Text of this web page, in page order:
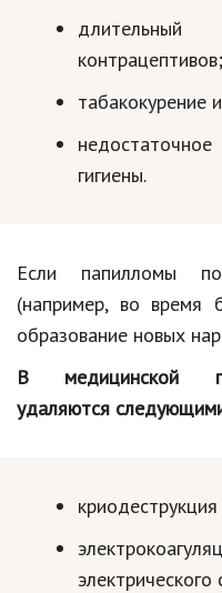
Юриспруденция
Природа
Образование
Наука и технологии
контрацептивов;
табакокурение
гигиены.
Если папилломы
(например, во время
образование новых
В медицинской
удаляются
электрического